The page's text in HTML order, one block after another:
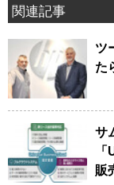
関連記事
ツ
た
サ
販